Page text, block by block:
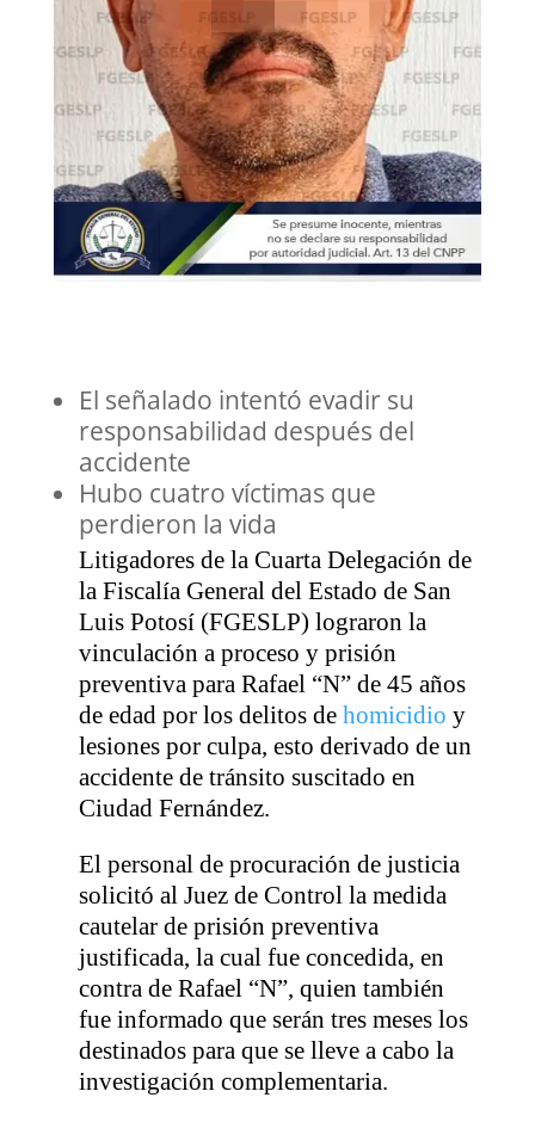
El señalado intentó evadir su
responsabilidad después del
accidente
Hubo cuatro víctimas que
perdieron la vida
Litigadores de la Cuarta Delegación de
la Fiscalía General del Estado de San
Luis Potosí (FGESLP) lograron la
vinculación a proceso y prisión
preventiva para Rafael “N” de 45 años
de edad por los delitos de homicidio y
lesiones por culpa, esto derivado de un
accidente de tránsito suscitado en
Ciudad Fernández.
El personal de procuración de justicia
solicitó al Juez de Control la medida
cautelar de prisión preventiva
justificada, la cual fue concedida, en
contra de Rafael “N”, quien también
fue informado que serán tres meses los
destinados para que se lleve a cabo la
investigación complementaria.